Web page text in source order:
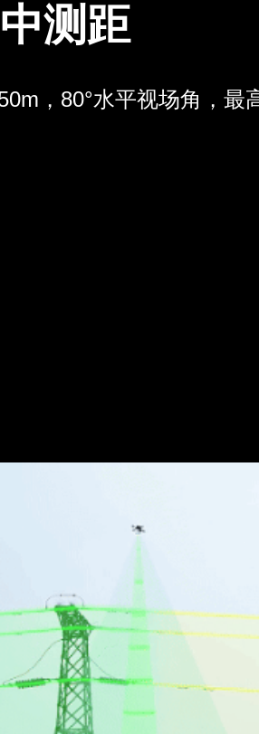
测距
，80°水平视场角，最